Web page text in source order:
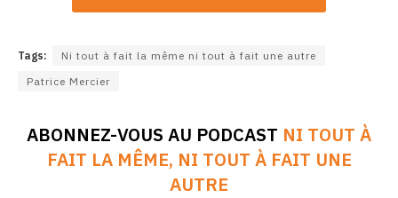
Tags:
Ni tout à fait la même ni tout à fait une autre
Patrice Mercier
ABONNEZ-VOUS AU PODCAST NI TOUT À
FAIT LA MÊME, NI TOUT À FAIT UNE
AUTRE